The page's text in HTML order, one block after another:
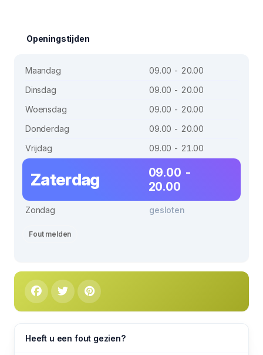
Openingstijden
Maandag
09.00 - 20.00
Dinsdag
09.00 - 20.00
Woensdag
09.00 - 20.00
Donderdag
09.00 - 20.00
Vrijdag
09.00 - 21.00
Zaterdag
09.00 -
20.00
Zondag gesloten
Fout melden
Heeft u een fout gezien?